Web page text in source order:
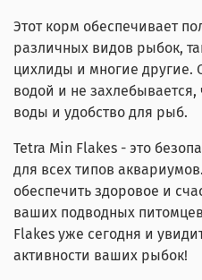
Этот корм обеспечивает
различных видов рыбок,
цихлиды и многие другие.
водой и не захлебывается,
воды и удобство для рыб.
Tetra Min Flakes - это
для всех типов
обеспечить здоровое и
ваших подводных
Flakes уже сегодня и
активности ваших рыбок!